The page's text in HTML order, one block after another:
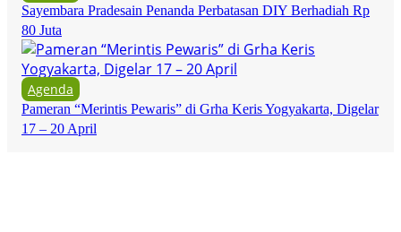
Sayembara Pradesain Penanda Perbatasan DIY Berhadiah Rp
80 Juta
Agenda
Pameran “Merintis Pewaris” di Grha Keris Yogyakarta, Digelar
17 – 20 April